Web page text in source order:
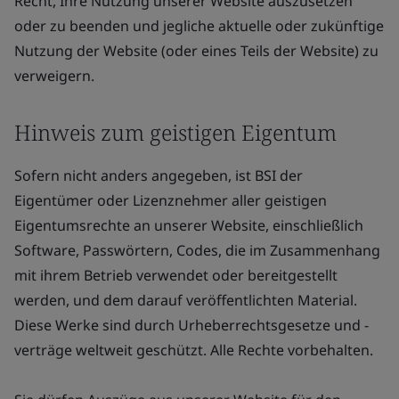
oder zu beenden und jegliche aktuelle oder zukünftige
Nutzung der Website (oder eines Teils der Website) zu
verweigern.
Hinweis zum geistigen Eigentum
Sofern nicht anders angegeben, ist BSI der
Eigentümer oder Lizenznehmer aller geistigen
Eigentumsrechte an unserer Website, einschließlich
Software, Passwörtern, Codes, die im Zusammenhang
mit ihrem Betrieb verwendet oder bereitgestellt
werden, und dem darauf veröffentlichten Material.
Diese Werke sind durch Urheberrechtsgesetze und -
verträge weltweit geschützt. Alle Rechte vorbehalten.